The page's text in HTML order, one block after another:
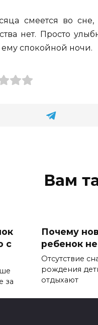
смеется во
нет. Просто
ему спокойной ночи.
Вам
с
за
Почему
ребенок
Отсутствие
рождения
отдыхают